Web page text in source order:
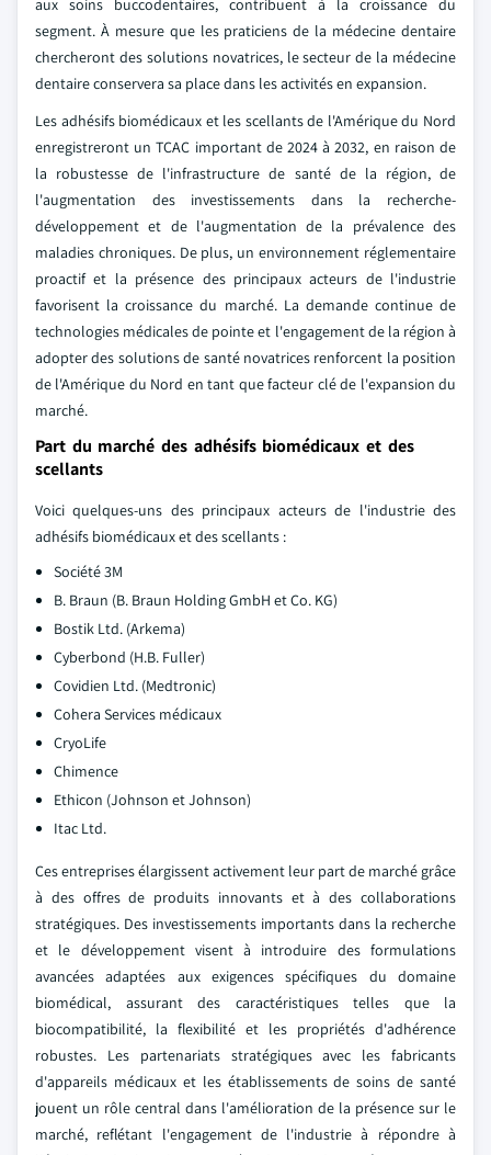
aux soins buccodentaires, contribuent à la croissance du
segment. À mesure que les praticiens de la médecine dentaire
chercheront des solutions novatrices, le secteur de la médecine
dentaire conservera sa place dans les activités en expansion.
Les adhésifs biomédicaux et les scellants de l'Amérique du Nord
enregistreront un TCAC important de 2024 à 2032, en raison de
la robustesse de l'infrastructure de santé de la région, de
l'augmentation des investissements dans la recherche-
développement et de l'augmentation de la prévalence des
maladies chroniques. De plus, un environnement réglementaire
proactif et la présence des principaux acteurs de l'industrie
favorisent la croissance du marché. La demande continue de
technologies médicales de pointe et l'engagement de la région à
adopter des solutions de santé novatrices renforcent la position
de l'Amérique du Nord en tant que facteur clé de l'expansion du
marché.
Part du marché des adhésifs biomédicaux et des
scellants
Voici quelques-uns des principaux acteurs de l'industrie des
adhésifs biomédicaux et des scellants :
Société 3M
B. Braun (B. Braun Holding GmbH et Co. KG)
Bostik Ltd. (Arkema)
Cyberbond (H.B. Fuller)
Covidien Ltd. (Medtronic)
Cohera Services médicaux
CryoLife
Chimence
Ethicon (Johnson et Johnson)
Itac Ltd.
Ces entreprises élargissent activement leur part de marché grâce
à des offres de produits innovants et à des collaborations
stratégiques. Des investissements importants dans la recherche
et le développement visent à introduire des formulations
avancées adaptées aux exigences spécifiques du domaine
biomédical, assurant des caractéristiques telles que la
biocompatibilité, la flexibilité et les propriétés d'adhérence
robustes. Les partenariats stratégiques avec les fabricants
d'appareils médicaux et les établissements de soins de santé
jouent un rôle central dans l'amélioration de la présence sur le
marché, reflétant l'engagement de l'industrie à répondre à